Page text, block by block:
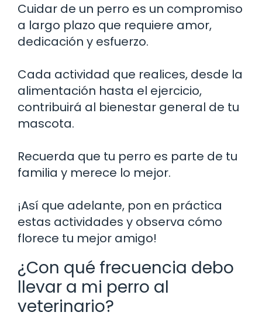
Cuidar de un perro es un compromiso
a largo plazo que requiere amor,
dedicación y esfuerzo.
Cada actividad que realices, desde la
alimentación hasta el ejercicio,
contribuirá al bienestar general de tu
mascota.
Recuerda que tu perro es parte de tu
familia y merece lo mejor.
¡Así que adelante, pon en práctica
estas actividades y observa cómo
florece tu mejor amigo!
¿Con qué frecuencia debo
llevar a mi perro al
veterinario?